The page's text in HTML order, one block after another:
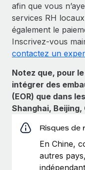
afin que vous
services RH
également le
Inscrivez-vous
contactez un
Notez que, pour
intégrer des
(EOR) que dans
Shanghai,
Risques de
En Chine,
autres